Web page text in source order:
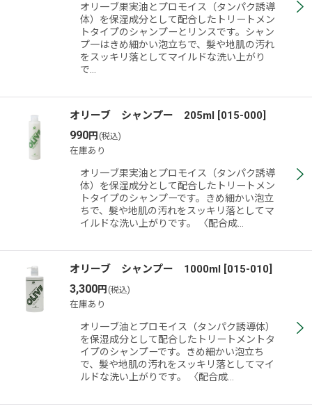
絞り込む
オリ一ブ果実油とプロモイス（タンパク誘導
体）を保湿成分として配合したトリートメン
トタイプのシャンプーとリンスです。シャン
プ一はきめ細かい泡立ちで、髮や地肌の汚れ
をスッキリ落としてマイルドな洗い上がり
で…
オリーブ シャンプー 205ml [015-000]
990円 (税込)
在庫あり
オリ一ブ果実油とプロモイス（タンパク誘導
体）を保湿成分として配合したトリートメン
トタイプのシャンプーです。きめ細かい泡立
ちで、髮や地肌の汚れをスッキリ落としてマ
イルドな洗い上がりです。 〈配合成…
オリーブ シャンプー 1000ml [015-010]
3,300円 (税込)
在庫あり
オリ一ブ油とプロモイス（タンパク誘導体）
を保湿成分として配合したトリートメントタ
イプのシャンプーです。きめ細かい泡立ち
で、髮や地肌の汚れをスッキリ落としてマイ
ルドな洗い上がりです。 〈配合成…